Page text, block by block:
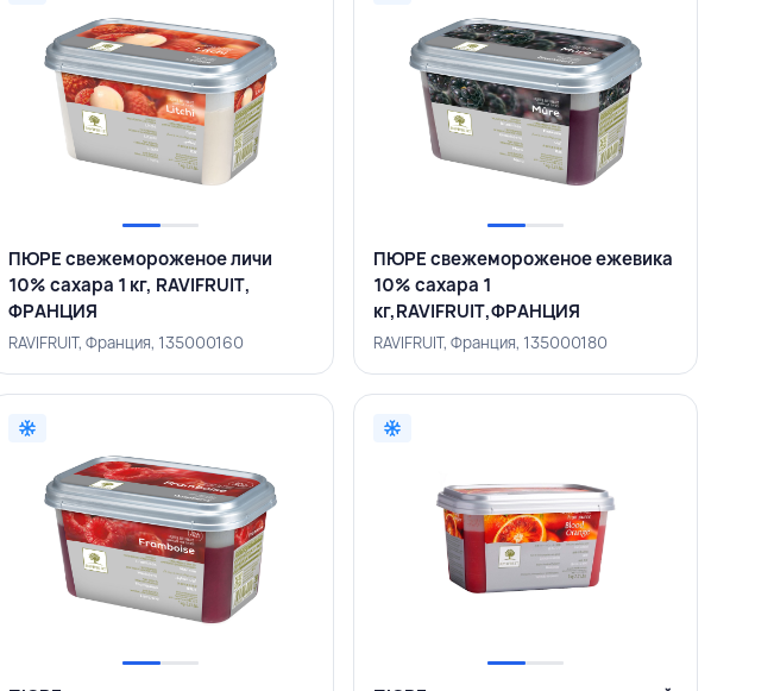
ПЮРЕ свежемороженое личи
10% сахара 1 кг, RAVIFRUIT,
ФРАНЦИЯ
RAVIFRUIT, Франция, 135000160
ПЮРЕ свежемороженое ежевика
10% сахара 1
кг,RAVIFRUIT,ФРАНЦИЯ
RAVIFRUIT, Франция, 135000180